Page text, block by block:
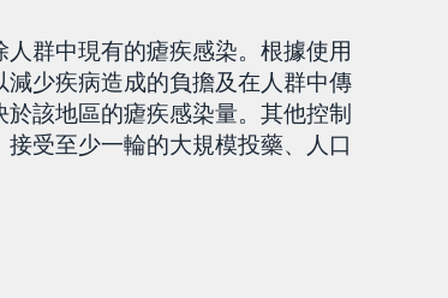
群中現有的瘧疾感染。根據使用
少疾病造成的負擔及在人群中傳
該地區的瘧疾感染量。其他控制
受至少一輪的大規模投藥、人口